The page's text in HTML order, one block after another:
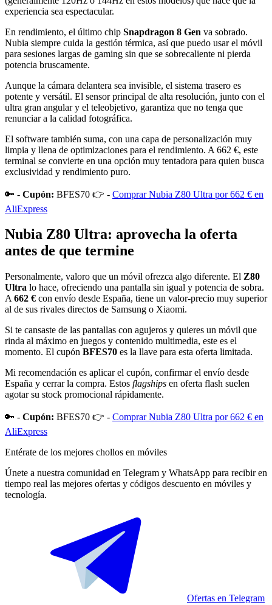
experiencia sea espectacular.
En rendimiento, el último chip Snapdragon 8 Gen va sobrado.
Nubia siempre cuida la gestión térmica, así que puedo usar el móvil
para sesiones largas de gaming sin que se sobrecaliente ni pierda
potencia bruscamente.
Aunque la cámara delantera sea invisible, el sistema trasero es
potente y versátil. El sensor principal de alta resolución, junto con el
ultra gran angular y el teleobjetivo, garantiza que no tenga que
renunciar a la calidad fotográfica.
El software también suma, con una capa de personalización muy
limpia y llena de optimizaciones para el rendimiento. A 662 €, este
terminal se convierte en una opción muy tentadora para quien busca
exclusividad y rendimiento puro.
🔑 - Cupón: BFES70 👉 - Comprar Nubia Z80 Ultra por 662 € en
AliExpress
Nubia Z80 Ultra: aprovecha la oferta
antes de que termine
Personalmente, valoro que un móvil ofrezca algo diferente. El Z80
Ultra lo hace, ofreciendo una pantalla sin igual y potencia de sobra.
A 662 € con envío desde España, tiene un valor-precio muy superior
al de sus rivales directos de Samsung o Xiaomi.
Si te cansaste de las pantallas con agujeros y quieres un móvil que
rinda al máximo en juegos y contenido multimedia, este es el
momento. El cupón BFES70 es la llave para esta oferta limitada.
Mi recomendación es aplicar el cupón, confirmar el envío desde
España y cerrar la compra. Estos flagships en oferta flash suelen
agotar su stock promocional rápidamente.
🔑 - Cupón: BFES70 👉 - Comprar Nubia Z80 Ultra por 662 € en
AliExpress
Entérate de los mejores chollos en móviles
Únete a nuestra comunidad en Telegram y WhatsApp para recibir en
tiempo real las mejores ofertas y códigos descuento en móviles y
tecnología.
Ofertas en Telegram